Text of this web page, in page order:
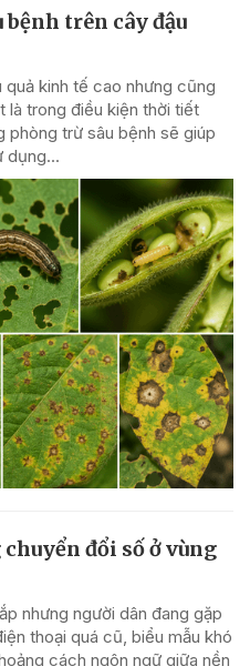
trên cây đậu
kinh tế cao nhưng cũng
là trong điều kiện thời tiết
phòng trừ sâu bệnh sẽ giúp
dụng...
đổi số ở vùng
nhưng người dân đang gặp
thoại quá cũ, biểu mẫu khó
cách ngôn ngữ giữa nền